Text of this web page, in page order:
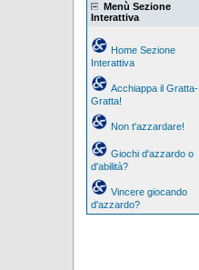
Menù Sezione
Interattiva
Home Sezione
Interattiva
Acchiappa il Gratta-
Gratta!
Non t'azzardare!
Giochi d'azzardo o
d'abilità?
Vincere giocando
d'azzardo?